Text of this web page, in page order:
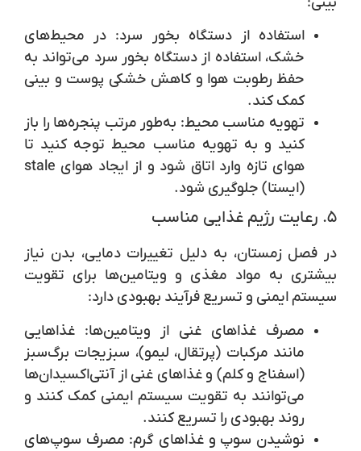
استفاده از دستگاه بخور سرد: در محیط‌های
خشک، استفاده از دستگاه بخور سرد می‌تواند به
حفظ رطوبت هوا و کاهش خشکی پوست و بینی
کمک کند.
تهویه مناسب محیط: به‌طور مرتب پنجره‌ها را باز
کنید و به تهویه مناسب محیط توجه کنید تا
هوای تازه وارد اتاق شود و از ایجاد هوای stale
(ایستا) جلوگیری شود.
۵. رعایت رژیم غذایی مناسب
در فصل زمستان، به دلیل تغییرات دمایی، بدن نیاز
بیشتری به مواد مغذی و ویتامین‌ها برای تقویت
سیستم ایمنی و تسریع فرآیند بهبودی دارد:
مصرف غذاهای غنی از ویتامین‌ها: غذاهایی
مانند مرکبات (پرتقال، لیمو)، سبزیجات برگ‌سبز
(اسفناج و کلم) و غذاهای غنی از آنتی‌اکسیدان‌ها
می‌توانند به تقویت سیستم ایمنی کمک کنند و
روند بهبودی را تسریع کنند.
نوشیدن سوپ و غذاهای گرم: مصرف سوپ‌های